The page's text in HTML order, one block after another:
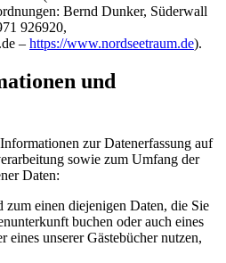
Bernd Dunker, Süderwall
926920,
.de – https://www.nordseetraum.de).
und
zur Datenerfassung auf
sowie zum Umfang der
Daten:
zum einen diejenigen Daten, die Sie
buchen oder auch eines
eines unserer Gästebücher nutzen,